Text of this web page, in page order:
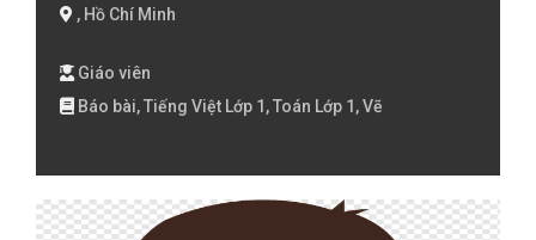
, Hồ Chí Minh
Giáo viên
Báo bài, Tiếng Việt Lớp 1, Toán Lớp 1, Vẽ